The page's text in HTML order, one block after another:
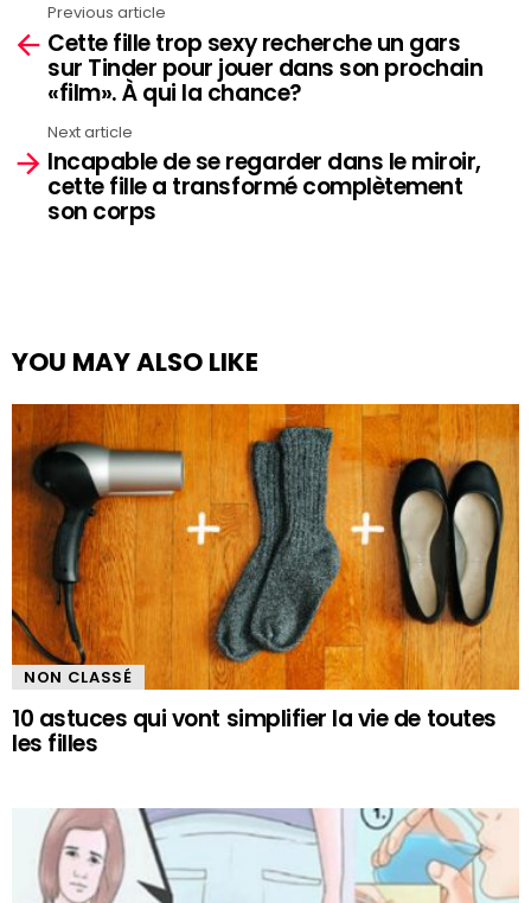
See
more
Previous article
Cette fille trop sexy recherche un gars
sur Tinder pour jouer dans son prochain
«film». À qui la chance?
Next article
Incapable de se regarder dans le miroir,
cette fille a transformé complètement
son corps
YOU MAY ALSO LIKE
NON CLASSÉ
10 astuces qui vont simplifier la vie de toutes
les filles